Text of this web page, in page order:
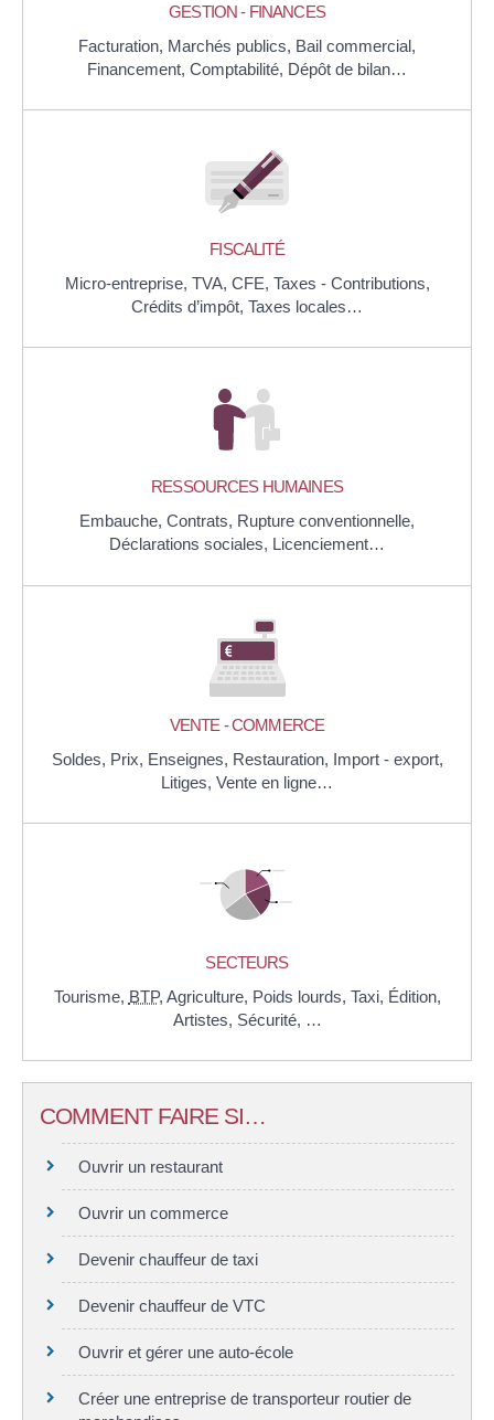
GESTION - FINANCES
Facturation, Marchés publics, Bail commercial,
Financement, Comptabilité, Dépôt de bilan…
FISCALITÉ
Micro-entreprise, TVA, CFE, Taxes - Contributions,
Crédits d’impôt, Taxes locales…
RESSOURCES HUMAINES
Embauche, Contrats, Rupture conventionnelle,
Déclarations sociales, Licenciement…
VENTE - COMMERCE
Soldes, Prix, Enseignes, Restauration, Import - export,
Litiges, Vente en ligne…
SECTEURS
Tourisme, BTP, Agriculture, Poids lourds, Taxi, Édition,
Artistes, Sécurité, …
COMMENT FAIRE SI…
Ouvrir un restaurant
Ouvrir un commerce
Devenir chauffeur de taxi
Devenir chauffeur de VTC
Ouvrir et gérer une auto-école
Créer une entreprise de transporteur routier de